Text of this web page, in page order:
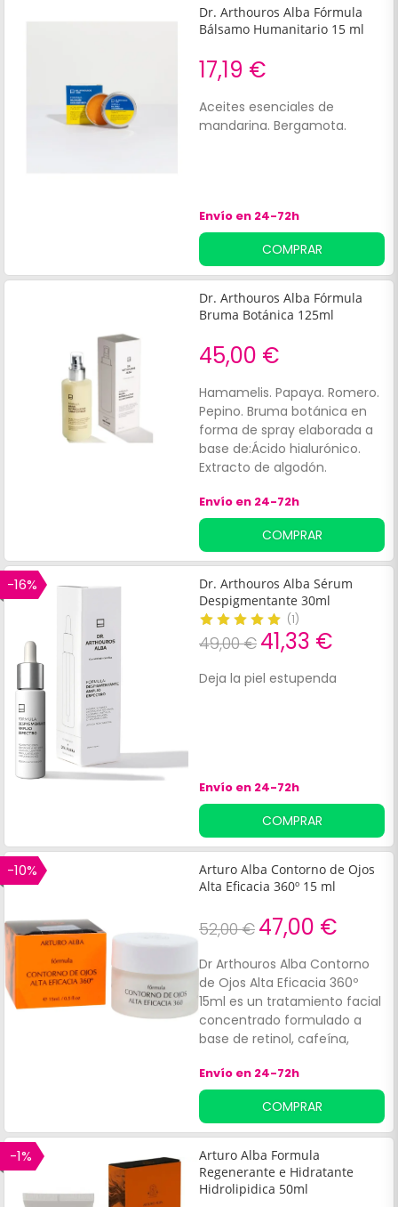
Dr. Arthouros Alba Fórmula
Bálsamo Humanitario 15 ml
17,19 €
Aceites esenciales de
mandarina. Bergamota.
Envío en 24-72h
COMPRAR
Dr. Arthouros Alba Fórmula
Bruma Botánica 125ml
45,00 €
Hamamelis. Papaya. Romero.
Pepino. Bruma botánica en
forma de spray elaborada a
base de:Ácido hialurónico.
Extracto de algodón.
Envío en 24-72h
COMPRAR
-16%
Dr. Arthouros Alba Sérum
Despigmentante 30ml
(1)
49,00 € 41,33 €
Deja la piel estupenda
Envío en 24-72h
COMPRAR
-10%
Arturo Alba Contorno de Ojos
Alta Eficacia 360º 15 ml
52,00 € 47,00 €
Dr Arthouros Alba Contorno
de Ojos Alta Eficacia 360º
15ml es un tratamiento facial
concentrado formulado a
base de retinol, cafeína,
K Ox. Ayuda a aliviar,
reafirmar y mejorar la
aparencia del contorno de
los ojos. Sus ingredientes
tienen propiedades
antiinflamatorias,
antioxidantes e hidratantes.
Envío en 24-72h
COMPRAR
-1%
Arturo Alba Formula
Regenerante e Hidratante
Hidrolipidica 50ml